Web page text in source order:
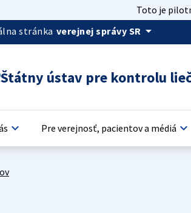
Toto je
stránka verejnej správy SR arrow_drop_down
Štátny ústav pre kontrolu
keyboard_arrow_down Pre verejnosť, pacientov a médiá keyboard_arrow_down